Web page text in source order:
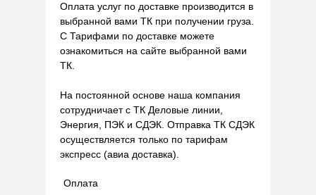
Оплата услуг по доставке производится в
выбранной вами ТК при получении груза.
С Тарифами по доставке можете
ознакомиться на сайте выбранной вами
ТК.
На постоянной основе наша компания
сотрудничает с ТК Деловые линии,
Энергия, ПЭК и СДЭК. Отправка ТК СДЭК
осуществляется только по тарифам
экспресс (авиа доставка).
Оплата